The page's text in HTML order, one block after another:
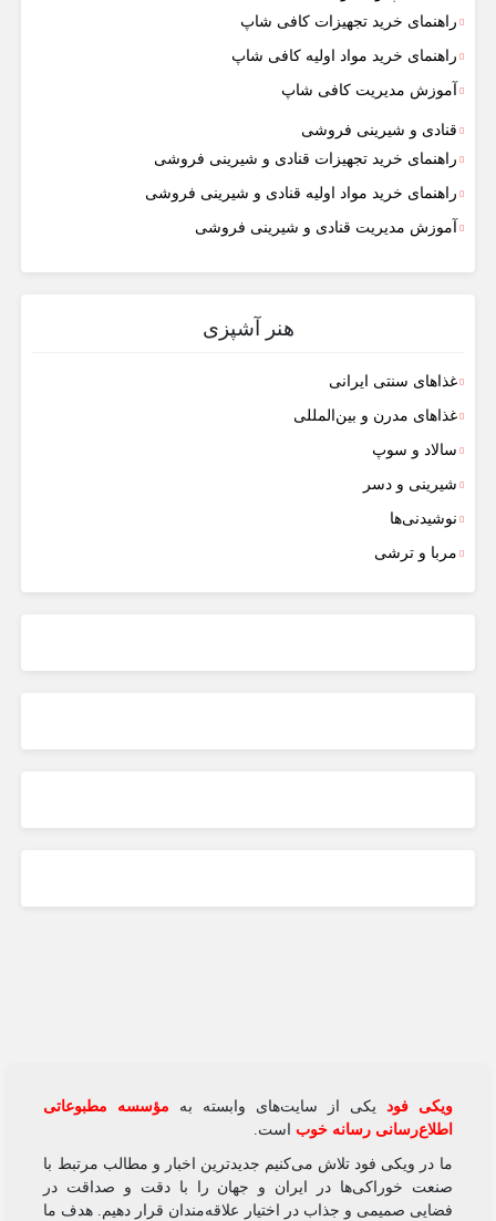
راهنمای خرید تجهیزات کافی شاپ
راهنمای خرید مواد اولیه کافی‌ شاپ‌
آموزش مدیریت کافی شاپ
قنادی و شیرینی فروشی
راهنمای خرید تجهیزات قنادی و شیرینی فروشی
راهنمای خرید مواد اولیه قنادی و شیرینی فروشی
آموزش مدیریت قنادی و شیرینی فروشی
هنر آشپزی
غذاهای سنتی ایرانی
غذاهای مدرن و بین‌المللی
سالاد و سوپ
شیرینی و دسر
نوشیدنی‌ها
مربا و ترشی
ویکی‌ فودیکی از سایت‌های وابسته به
مؤسسه مطبوعاتی
اطلاع‌رسانی رسانه خوباست.
ما در ویکی‌ فود تلاش می‌کنیم جدیدترین اخبار و مطالب مرتبط با
صنعت خوراکی‌ها در ایران و جهان را با دقت و صداقت در
فضایی صمیمی و جذاب در اختیار علاقه‌مندان قرار دهیم. هدف ما